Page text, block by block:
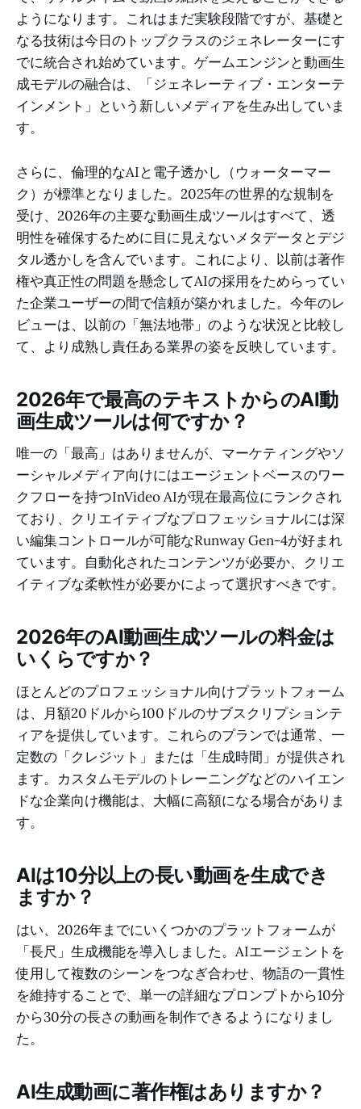
ようになります。これはまだ実験段階ですが、基礎と
なる技術は今日のトップクラスのジェネレーターにす
でに統合され始めています。ゲームエンジンと動画生
成モデルの融合は、「ジェネレーティブ・エンターテ
インメント」という新しいメディアを生み出していま
す。
さらに、倫理的なAIと電子透かし（ウォーターマー
ク）が標準となりました。2025年の世界的な規制を
受け、2026年の主要な動画生成ツールはすべて、透
明性を確保するために目に見えないメタデータとデジ
タル透かしを含んでいます。これにより、以前は著作
権や真正性の問題を懸念してAIの採用をためらってい
た企業ユーザーの間で信頼が築かれました。今年のレ
ビューは、以前の「無法地帯」のような状況と比較し
て、より成熟し責任ある業界の姿を反映しています。
2026年で最高のテキストからのAI動
画生成ツールは何ですか？
唯一の「最高」はありませんが、マーケティングやソ
ーシャルメディア向けにはエージェントベースのワー
クフローを持つInVideo AIが現在最高位にランクされ
ており、クリエイティブなプロフェッショナルには深
い編集コントロールが可能なRunway Gen-4が好まれ
ています。自動化されたコンテンツが必要か、クリエ
イティブな柔軟性が必要かによって選択すべきです。
2026年のAI動画生成ツールの料金は
いくらですか？
ほとんどのプロフェッショナル向けプラットフォーム
は、月額20ドルから100ドルのサブスクリプションテ
ィアを提供しています。これらのプランでは通常、一
定数の「クレジット」または「生成時間」が提供され
ます。カスタムモデルのトレーニングなどのハイエン
ドな企業向け機能は、大幅に高額になる場合がありま
す。
AIは10分以上の長い動画を生成でき
ますか？
はい、2026年までにいくつかのプラットフォームが
「長尺」生成機能を導入しました。AIエージェントを
使用して複数のシーンをつなぎ合わせ、物語の一貫性
を維持することで、単一の詳細なプロンプトから10分
から30分の長さの動画を制作できるようになりまし
た。
AI生成動画に著作権はありますか？